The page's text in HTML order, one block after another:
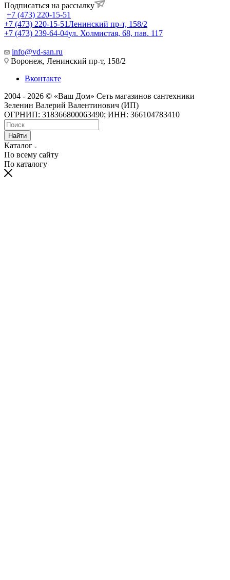
Подписаться на рассылку
+7 (473) 220-15-51
+7 (473) 220-15-51Ленинский пр-т, 158/2
+7 (473) 239-64-04ул. Холмистая, 68, пав. 117
info@vd-san.ru
Воронеж, Ленинский пр-т, 158/2
Вконтакте
2004 - 2026 © «Ваш Дом» Сеть магазинов сантехники
Зеленин Валерий Валентинович (ИП)
ОГРНИП: 318366800063490; ИНН: 366104783410
Найти
Каталог
По всему сайту
По каталогу